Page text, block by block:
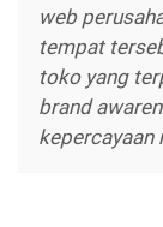
web
tempat
toko yang
brand
kepercayaan